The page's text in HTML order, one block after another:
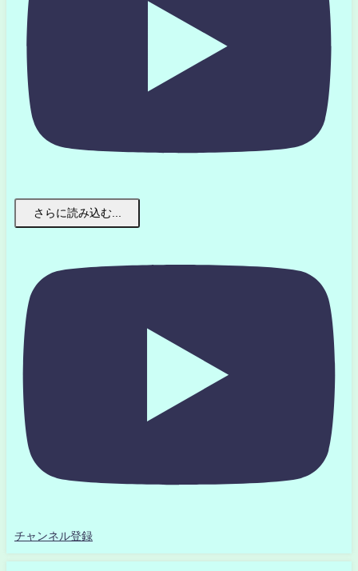
さらに読み込む...
チャンネル登録